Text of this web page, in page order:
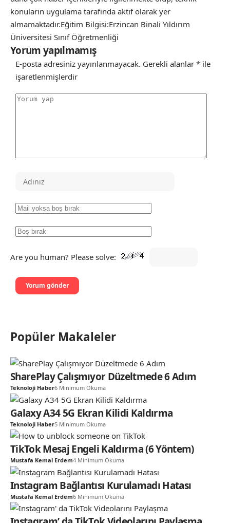
konuların uygulama tarafında aktif olarak yer
almamaktadır.Eğitim Bilgisi:Erzincan Binali Yıldırım
Üniversitesi Sınıf Öğretmenliği
Yorum yapılmamış
E-posta adresiniz yayınlanmayacak. Gerekli alanlar * ile
işaretlenmişlerdir
Are you human? Please solve:
Popüler Makaleler
SharePlay Çalışmıyor Düzeltmede 6 Adım
Teknoloji Haber6 Minimum Okuma
Galaxy A34 5G Ekran Kilidi Kaldırma
Teknoloji Haber5 Minimum Okuma
TikTok Mesaj Engeli Kaldırma (6 Yöntem)
Mustafa Kemal Erdem4 Minimum Okuma
Instagram Bağlantısı Kurulamadı Hatası
Mustafa Kemal Erdem6 Minimum Okuma